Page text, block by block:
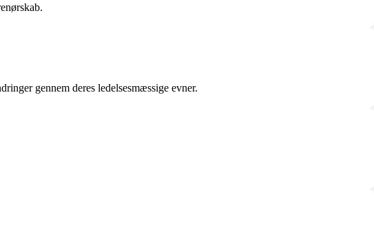
gennem deres ledelsesmæssige evner.